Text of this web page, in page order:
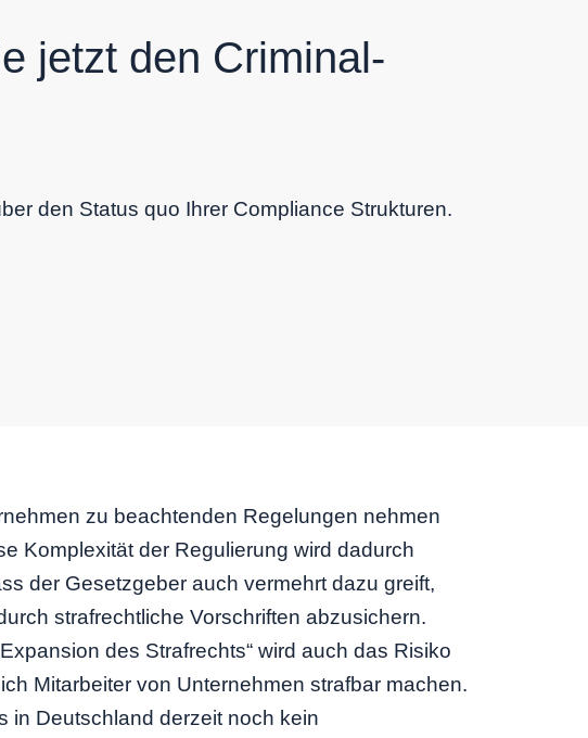
jetzt den Criminal-
den Status quo Ihrer Compliance Strukturen.
zu beachtenden Regelungen nehmen
Komplexität der Regulierung wird dadurch
der Gesetzgeber auch vermehrt dazu greift,
strafrechtliche Vorschriften abzusichern.
des Strafrechts“ wird auch das Risiko
Mitarbeiter von Unternehmen strafbar machen.
in Deutschland derzeit noch kein